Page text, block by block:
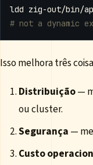
# not a dynamic
Isso melhora três
Distribuição—
ou cluster.
Segurança —
Custo